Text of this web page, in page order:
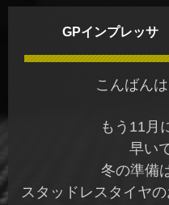
GPインプレッサ
こんばん
もう11月
早い
冬の準備
スタッドレスタイヤ